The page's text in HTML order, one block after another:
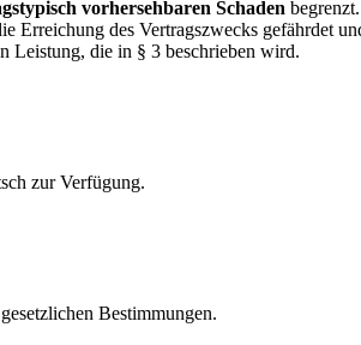
vorhersehbaren Schaden
Erreichung des Vertragszwecks gefährdet
Leistung, die in § 3 beschrieben wird.
zur Verfügung.
Bestimmungen.